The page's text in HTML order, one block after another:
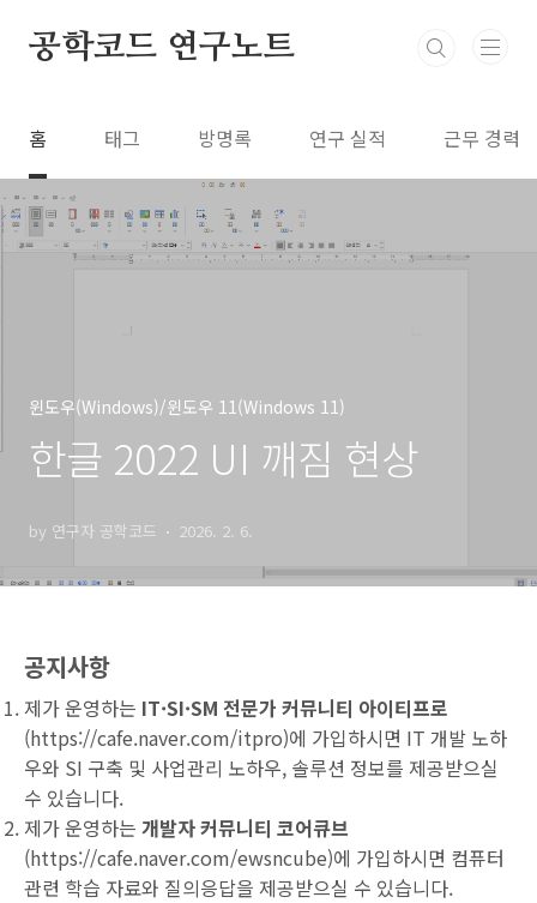
공학코드 연구노트
홈 태그 방명록 연구 실적 근무 경력
윈도우(Windows)/윈도우 11(Windows 11)
한글 2022 UI 깨짐 현상
by 연구자 공학코드 2026. 2. 6.
공지사항
제가 운영하는 IT·SI·SM 전문가 커뮤니티 아이티프로
(https://cafe.naver.com/itpro)에 가입하시면 IT 개발 노하
우와 SI 구축 및 사업관리 노하우, 솔루션 정보를 제공받으실
수 있습니다.
제가 운영하는 개발자 커뮤니티 코어큐브
(https://cafe.naver.com/ewsncube)에 가입하시면 컴퓨터
관련 학습 자료와 질의응답을 제공받으실 수 있습니다.